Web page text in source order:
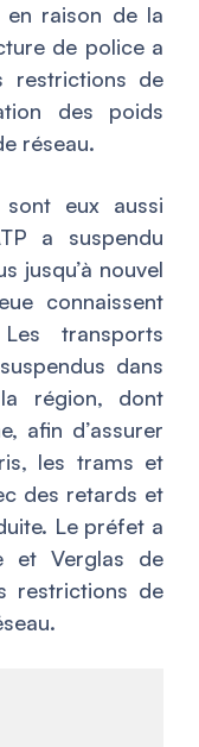
en raison de la
de police a
restrictions de
des poids
réseau.
eux aussi
a suspendu
jusqu’à nouvel
connaissent
transports
dans
région, dont
afin d’assurer
les trams et
des retards et
Le préfet a
et Verglas de
restrictions de